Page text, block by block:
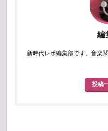
編
新時代レポ編集部です。音楽
投稿